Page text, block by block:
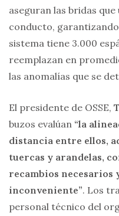
aseguran las bridas
conducto,
sistema tiene 3.000
reemplazan en
las anomalías que se
El presidente de OSSE,
buzos evalúan “la
distancia entre ellos,
tuercas y arandelas,
recambios
inconveniente”. Los
personal técnico del